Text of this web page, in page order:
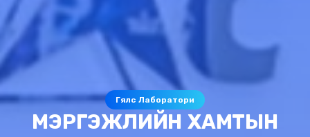
Гялс Лаборатори
МЭРГЭЖЛИЙН ХАМТЫН